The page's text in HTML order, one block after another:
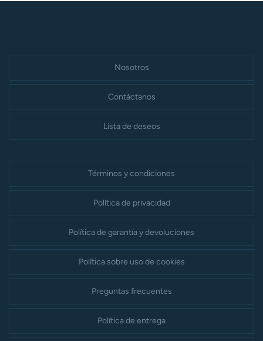
Nosotros
Contáctanos
Lista de deseos
Términos y condiciones
Política de privacidad
Política de garantía y devoluciones
Política sobre uso de cookies
Preguntas frecuentes
Política de entrega